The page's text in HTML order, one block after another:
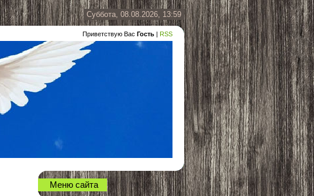
Суббота, 08.08.2026, 13:59
Приветствую Вас Гость | RSS
Меню сайта